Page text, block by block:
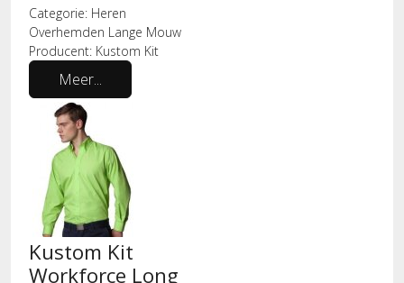
Categorie: Heren
Overhemden Lange Mouw
Producent: Kustom Kit
Meer...
Kustom Kit
Workforce Long